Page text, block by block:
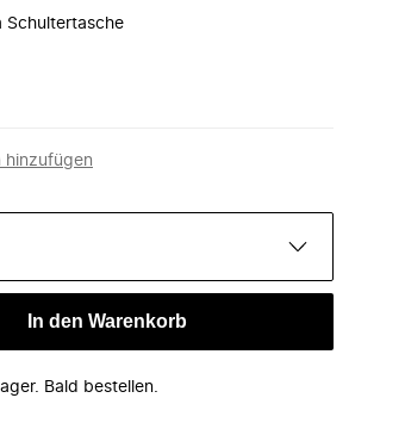
Schultertasche
hinzufügen
In den Warenkorb
Bald bestellen.